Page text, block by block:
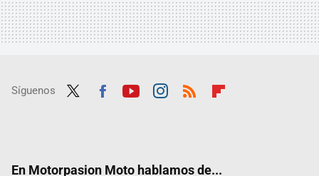
Síguenos
En Motorpasion Moto hablamos de...